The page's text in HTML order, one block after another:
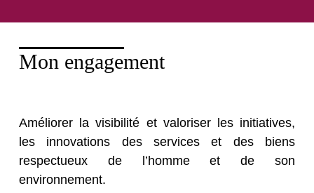
Mon engagement
Améliorer la visibilité et valoriser les initiatives,
les innovations des services et des biens
respectueux de l’homme et de son
environnement.